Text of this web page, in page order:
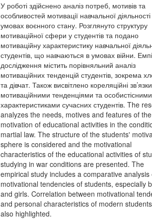
У роботі здійснено аналіз потреб, мотивів та
особливостей мотивації навчальної
умовах воєнного стану. Розглянуто структуру
мотиваційної сфери у студентів та подано
мотиваційну характеристику навчальної
студентів, що навчаються в умовах війни.
дослідження містить порівняльний аналіз
мотиваційних тенденцій студентів, зокрема
та дівчат. Також висвітлено кореляційні
мотиваційними тенденціями та особистісними
характеристиками сучасних студентів. The
analyzes the needs, motives and features of the
motivation of educational activities in the
martial law. The structure of the students'
sphere is considered and the motivational
characteristics of the educational activities of
studying in war conditions are presented. The
empirical study includes a comparative analysis
motivational tendencies of students, especially
and girls. Correlation between motivational
and personal characteristics of modern
also highlighted.